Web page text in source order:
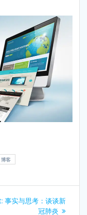
博客
Next
事实与思考：谈谈新
冠肺炎